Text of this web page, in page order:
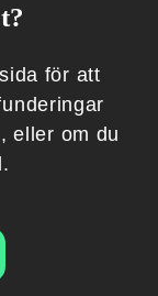
för att
eller om du